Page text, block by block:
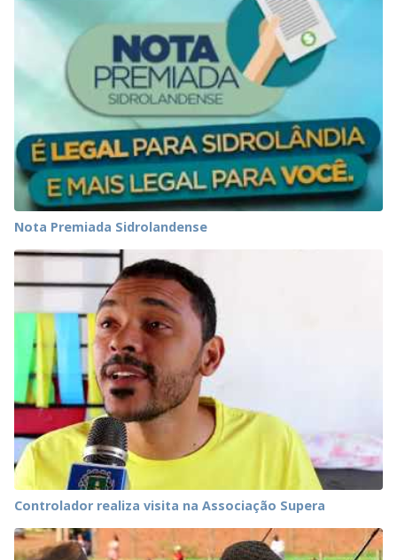
Nota Premiada Sidrolandense
Controlador realiza visita na Associação Supera